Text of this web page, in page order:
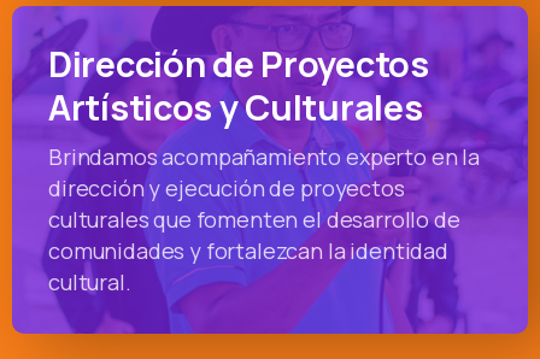
Dirección de Proyectos
Artísticos y Culturales
Brindamos acompañamiento experto en la
dirección y ejecución de proyectos
culturales que fomenten el desarrollo de
comunidades y fortalezcan la identidad
cultural.